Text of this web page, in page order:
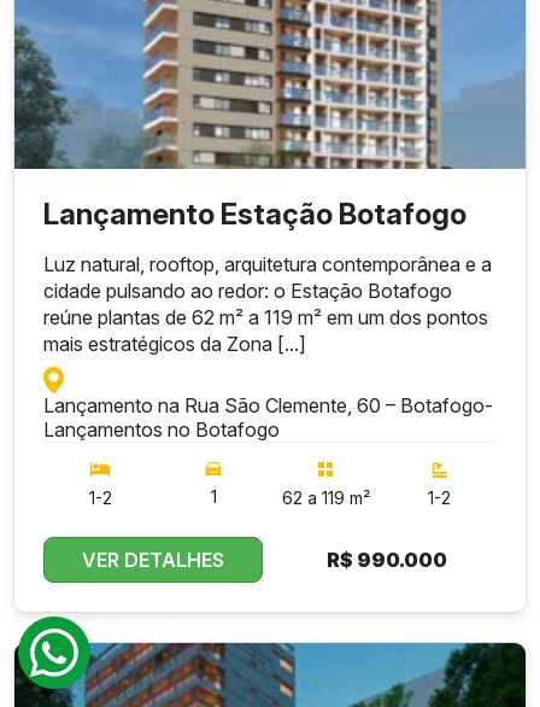
Lançamento Estação Botafogo
Luz natural, rooftop, arquitetura contemporânea e a
cidade pulsando ao redor: o Estação Botafogo
reúne plantas de 62 m² a 119 m² em um dos pontos
mais estratégicos da Zona [...]
Lançamento na Rua São Clemente, 60 – Botafogo-
Lançamentos no Botafogo
1-2 1 62 a 119 m² 1-2
VER DETALHES R$ 990.000